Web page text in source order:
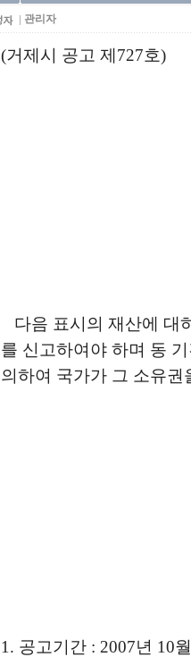
관리자
(거제시 공고 제727호)
다음 표시의 재산에 대
를 신고하여야 하며 동
의하여 국가가 그 소유
1. 공고기간 : 2007년 10